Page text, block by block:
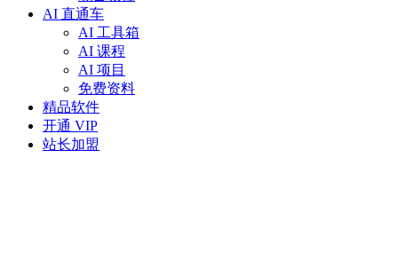
AI 直通车
AI 工具箱
AI 课程
AI 项目
免费资料
精品软件
开通 VIP
站长加盟